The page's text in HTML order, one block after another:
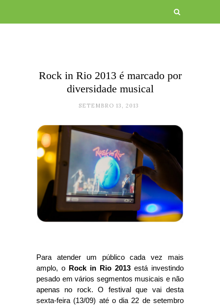
Rock in Rio 2013 é marcado por
diversidade musical
SETEMBRO 13, 2013
Para atender um público cada vez mais
amplo, o Rock in Rio 2013 está investindo
pesado em vários segmentos musicais e não
apenas no rock. O festival que vai desta
sexta-feira (13/09) até o dia 22 de setembro